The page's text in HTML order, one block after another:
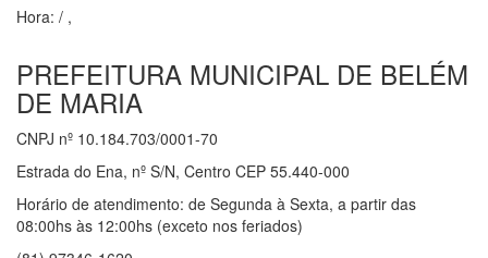
Hora: / ,
PREFEITURA MUNICIPAL DE BELÉM
DE MARIA
CNPJ nº 10.184.703/0001-70
Estrada do Ena, nº S/N, Centro CEP 55.440-000
Horário de atendimento: de Segunda à Sexta, a partir das
08:00hs às 12:00hs (exceto nos feriados)